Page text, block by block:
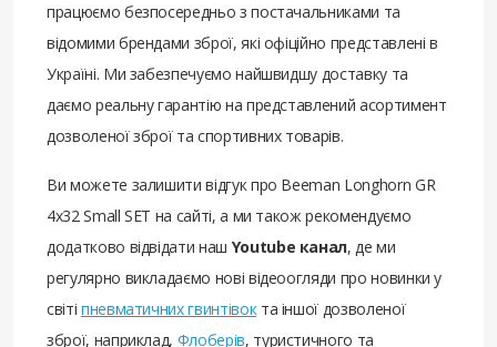
працюємо безпосередньо з постачальниками та
відомими брендами зброї, які офіційно представлені в
Україні. Ми забезпечуємо найшвидшу доставку та
даємо реальну гарантію на представлений асортимент
дозволеної зброї та спортивних товарів.
Ви можете залишити відгук про Beeman Longhorn GR
4х32 Small SET на сайті, а ми також рекомендуємо
додатково відвідати наш Youtube канал, де ми
регулярно викладаємо нові відеоогляди про новинки у
світі пневматичних гвинтівокта іншої дозволеної
зброї, наприклад, Флоберів, туристичного та